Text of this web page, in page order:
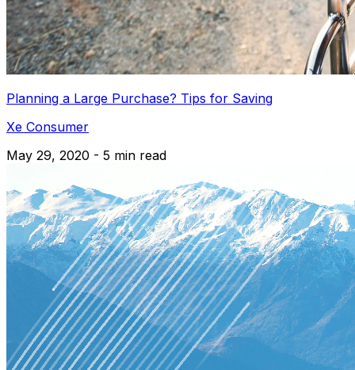
Planning a Large Purchase? Tips for Saving
Xe Consumer
May 29, 2020 - 5 min read